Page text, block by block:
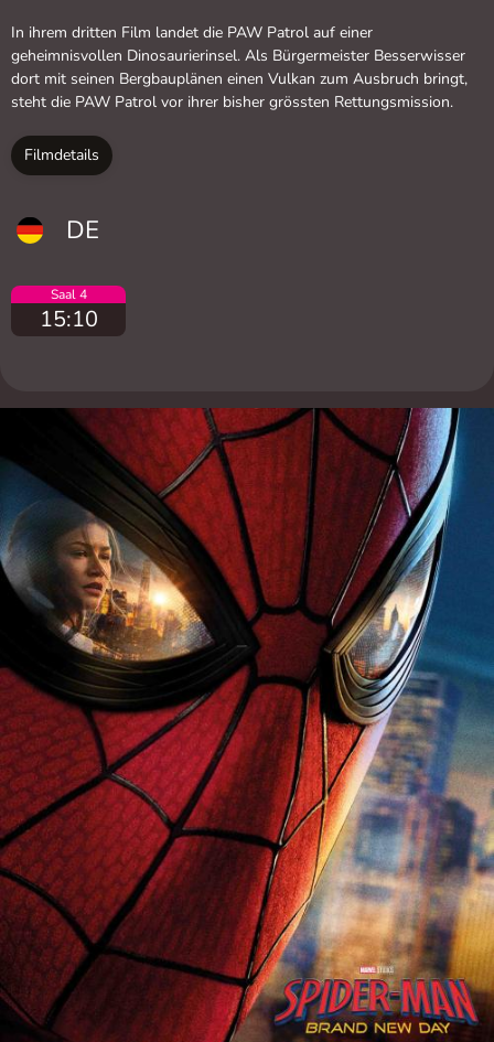
In ihrem dritten Film landet die PAW Patrol auf einer
geheimnisvollen Dinosaurierinsel. Als Bürgermeister Besserwisser
dort mit seinen Bergbauplänen einen Vulkan zum Ausbruch bringt,
steht die PAW Patrol vor ihrer bisher grössten Rettungsmission.
Filmdetails
DE
Saal 4
15:10